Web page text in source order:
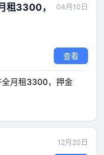
租3300，
04月10日
查看
全月租3300，押金
12月20日